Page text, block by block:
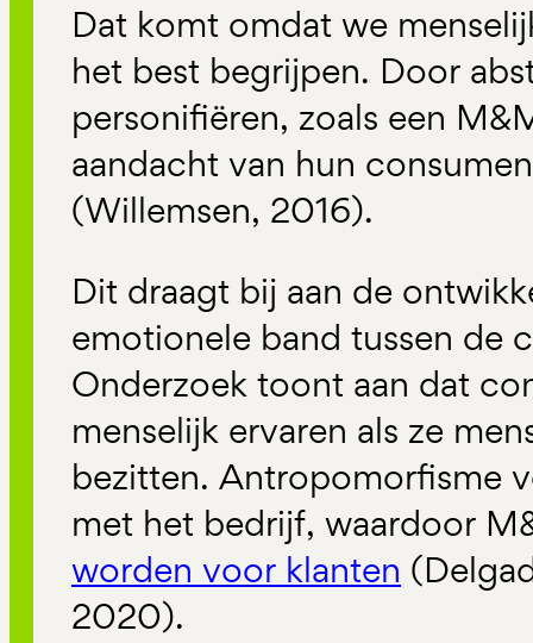
Dat komt omdat we
het best begrijpen. Door
personifiëren, zoals een
aandacht van hun
(Willemsen, 2016).
Dit draagt bij aan de
emotionele band tussen de
Onderzoek toont aan dat
menselijk ervaren als ze
bezitten. Antropomorfisme
met het bedrijf, waardoor
worden voor klanten
2020).